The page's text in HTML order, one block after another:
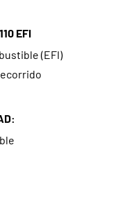
EFI
(EFI)